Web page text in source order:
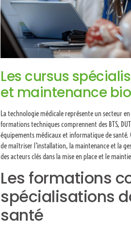
Les cursus
et maintenance
La technologie médicale représente un secteur
formations techniques comprennent des BTS,
équipements médicaux et informatique de
de maîtriser l’installation, la maintenance et la
des acteurs clés dans la mise en place et le
Les formations
spécialisations
santé